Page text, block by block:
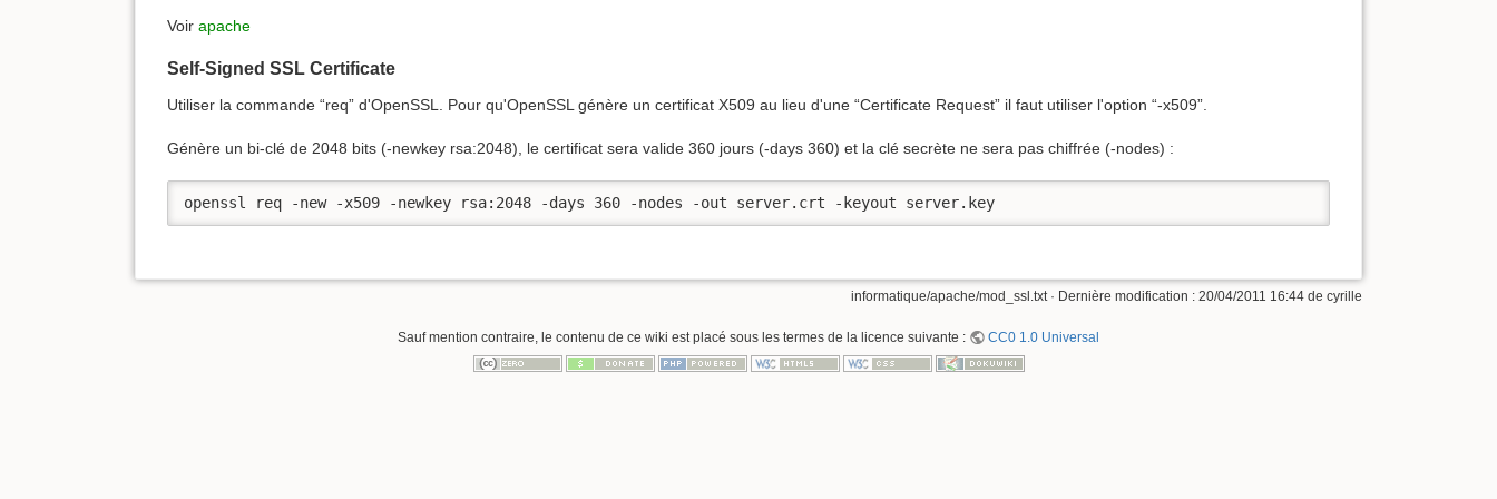
Voir apache
Self-Signed SSL Certificate
Utiliser la commande “req” d'OpenSSL. Pour qu'OpenSSL génère un certificat X509 au lieu d'une “Certificate Request” il faut utiliser l'option “-x509”.
Génère un bi-clé de 2048 bits (-newkey rsa:2048), le certificat sera valide 360 jours (-days 360) et la clé secrète ne sera pas chiffrée (-nodes) :
openssl req -new -x509 -newkey rsa:2048 -days 360 -nodes -out server.crt -keyout server.key
informatique/apache/mod_ssl.txt· Dernière modification : 20/04/2011 16:44 de cyrille
Sauf mention contraire, le contenu de ce wiki est placé sous les termes de la licence suivante : CC0 1.0 Universal